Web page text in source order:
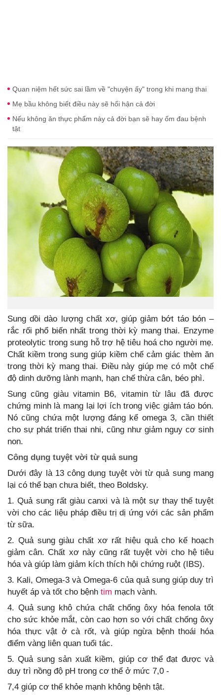
Quan niệm hết sức sai lầm về "chuyện ấy" trong khi mang thai
Mẹ bầu không biết điều này sẽ hối hận cả đời
Nếu không ăn thực phẩm này cả đời bạn sẽ hay ốm đau bệnh
tật
Sung dồi dào lượng chất xơ, giúp giảm bớt táo bón –
rắc rối phổ biến nhất trong thời kỳ mang thai. Enzyme
proteolytic trong sung hỗ trợ hệ tiêu hoá cho người mẹ.
Chất kiềm trong sung giúp kiềm chế cảm giác thèm ăn
trong thời kỳ mang thai. Điều này giúp mẹ có một chế
độ dinh dưỡng lành mạnh, hạn chế thừa cân, béo phì.
Sung cũng giàu vitamin B6, vitamin từ lâu đã được
chứng minh là mang lại lợi ích trong việc giảm táo bón.
Nó cũng chứa một lượng đáng kể omega 3, cần thiết
cho sự phát triển thai nhi, cũng như giảm nguy cơ sinh
non.
Công dụng tuyệt vời từ quả sung
Dưới đây là 13 công dụng tuyệt vời từ quả sung mang
lại có thể bạn chưa biết, theo Boldsky.
1. Quả sung rất giàu canxi và là một sự thay thế tuyệt
vời cho các liệu pháp điều trị dị ứng với các sản phẩm
từ sữa.
2. Quả sung giàu chất xơ rất hiệu quả cho kế hoạch
giảm cân. Chất xơ này cũng rất tuyệt vời cho hệ tiêu
hóa và giúp làm giảm kích thích hội chứng ruột (IBS).
3. Kali, Omega-3 và Omega-6 của quả sung giúp duy trì
huyết áp và tốt cho bệnh tim mạch vành.
4. Quả sung khô chứa chất chống ôxy hóa fenola tốt
cho sức khỏe mắt, còn cao hơn so với chất chống ôxy
hóa thực vật ở cà rốt, và giúp ngừa bệnh thoái hóa
điểm vàng liên quan tuổi tác.
5. Quả sung sản xuất kiềm, giúp cơ thể đạt được và
duy trì nồng độ pH trong cơ thể ở mức 7,0 -
7,4 giúp cơ thể khỏe mạnh không bệnh tật.